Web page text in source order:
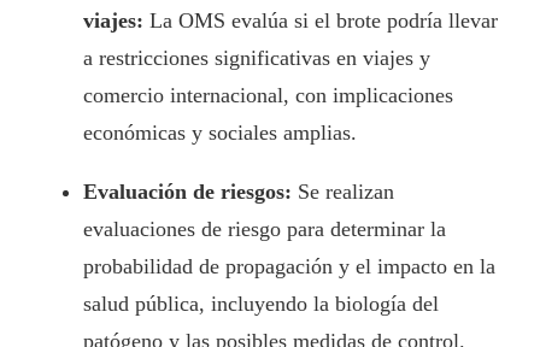
viajes: La OMS evalúa si el brote podría llevar
a restricciones significativas en viajes y
comercio internacional, con implicaciones
económicas y sociales amplias.
Evaluación de riesgos: Se realizan
evaluaciones de riesgo para determinar la
probabilidad de propagación y el impacto en la
salud pública, incluyendo la biología del
patógeno y las posibles medidas de control.